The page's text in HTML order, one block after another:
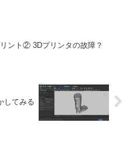
ント② 3Dプリンタの故障？
してみる